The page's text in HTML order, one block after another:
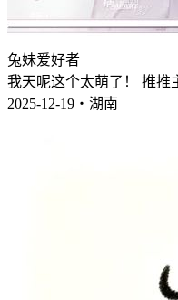
兔妹爱好者
我天呢这个太萌了！ 推推
2025-12-19・湖南